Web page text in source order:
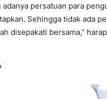
adanya persatuan para
Sehingga tidak ada
disepakati bersama,”